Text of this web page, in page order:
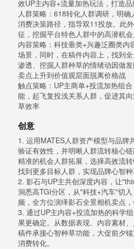
效UP主内容+流量加热玩法，打造
人群策略：618转化人群调研，明
消费决策路径，指导双11投放。此
征，挖掘平台特色人群中的高潜机会
内容策略：科技垂类+兴趣泛圈类内
场景，同时，在稿件内容上，找到
渗透、挖掘人群种草的情绪动因做
卖点上升到价值观层面脱离价格战
触点策略：UP主商单+投流加热组
能，起飞复投浅关系人群，促进其
草效率
创意
1. 运用MATES人群资产模型与品牌
验证有效性，并明晰人群流转核心
精准的机会人群拓展，选择高效流
找到更多目标人群，实现品牌心智
2. 影石与UP主共创深度内容，让
洞悉高TGI分区，从"科技+汽车"切
频，全方位演绎影石全景相机卖点，
3. 通过UP主内容+投流加热的科学
果更确定。从数据表现、内容素材
稿件承接心智种草功能，大促前夕
消费转化。